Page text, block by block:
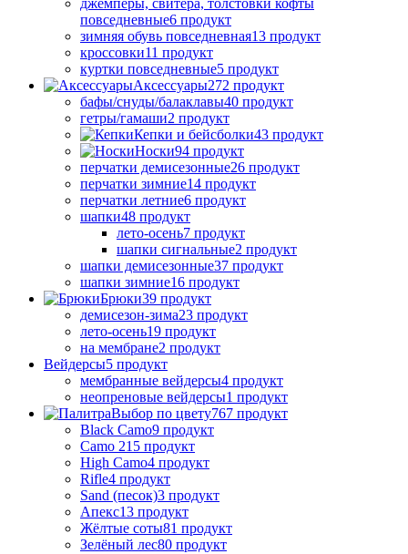
повседневные6 продукт
зимняя обувь повседневная13 продукт
кроссовки11 продукт
куртки повседневные5 продукт
Аксессуары272 продукт
бафы/снуды/балаклавы40 продукт
гетры/гамаши2 продукт
Кепки и бейсболки43 продукт
Носки94 продукт
перчатки демисезонные26 продукт
перчатки зимние14 продукт
перчатки летние6 продукт
шапки48 продукт
лето-осень7 продукт
шапки сигнальные2 продукт
шапки демисезонные37 продукт
шапки зимние16 продукт
Брюки39 продукт
демисезон-зима23 продукт
лето-осень19 продукт
на мембране2 продукт
Вейдерсы5 продукт
мембранные вейдерсы4 продукт
неопреновые вейдерсы1 продукт
Выбор по цвету767 продукт
Black Camo9 продукт
Camo 21 5 продукт
High Camo4 продукт
Rifle4 продукт
Sand (песок)3 продукт
Апекс13 продукт
Жёлтые соты81 продукт
Зелёный лес80 продукт